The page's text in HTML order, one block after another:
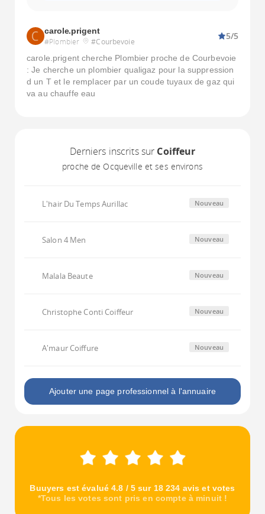
carole.prigent
#Plombier #Courbevoie
5/5
carole.prigent cherche Plombier proche de Courbevoie
: Je cherche un plombier qualigaz pour la suppression
d un T et le remplacer par un coude tuyaux de gaz qui
va au chauffe eau
Derniers inscrits sur Coiffeur
proche de Ocqueville et ses environs
L'hair Du Temps Aurillac Nouveau
Salon 4 Men Nouveau
Malala Beaute Nouveau
Christophe Conti Coiffeur Nouveau
A'maur Coiffure Nouveau
Ajouter une page professionnel à l'annuaire
Buuyers est évalué 4.8 / 5 sur 18 234 avis et votes
*Tous les votes sont pris en compte à minuit !